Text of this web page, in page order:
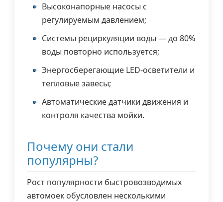
Высоконапорные насосы с
регулируемым давлением;
Системы рециркуляции воды — до 80%
воды повторно используется;
Энергосберегающие LED-осветители и
тепловые завесы;
Автоматические датчики движения и
контроля качества мойки.
Почему они стали
популярны?
Рост популярности быстровозводимых
автомоек обусловлен несколькими